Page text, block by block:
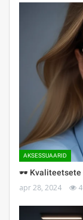
AKSESSUAARID
🕶 Kvaliteetsete
apr 28, 2024